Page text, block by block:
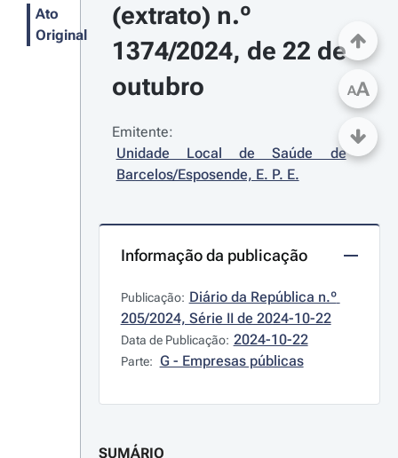
Ato
Original
(extrato) n.º
1374/2024, de 22 de
outubro
Emitente:
Unidade Local de Saúde de
Barcelos/Esposende, E. P. E.
Informação da publicação
Publicação: Diário da República n.º
205/2024, Série II de 2024-10-22
Data de Publicação: 2024-10-22
Parte: G - Empresas públicas
SUMÁRIO
AA